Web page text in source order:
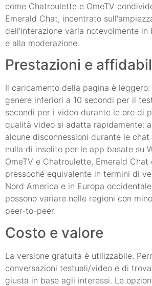
come Chatroulette e OmeTV
Emerald Chat, incentrato
dell'interazione varia notevolmente in
e alla moderazione.
Prestazioni e
Il caricamento della pagina è
genere inferiori a 10 secondi per il
secondi per i video durante le ore di
qualità video si adatta rapidamente:
alcune disconnessioni durante le
nulla di insolito per le app basate su
OmeTV e Chatroulette, Emerald
pressoché equivalente in termini di
Nord America e in Europa
possono variare nelle regioni con
peer-to-peer.
Costo e valore
La versione gratuita è utilizzabile.
conversazioni testuali/video e di
giusta in base agli interessi. Le